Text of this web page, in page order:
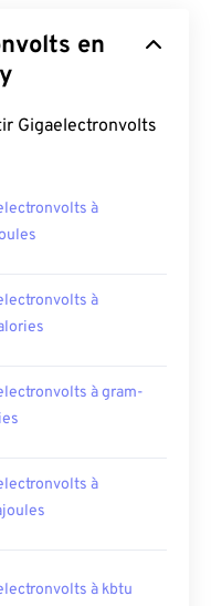
en
Gigaelectronvolts
à
à
à gram-
à
à kbtu